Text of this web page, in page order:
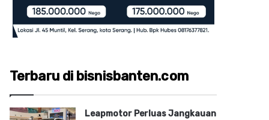
Terbaru di bisnisbanten.com
Leapmotor Perluas Jangkauan